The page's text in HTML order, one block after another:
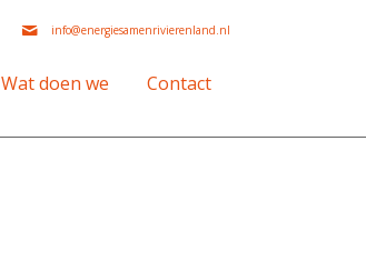
info@energiesamenrivierenland.nl
Wat doen we Contact